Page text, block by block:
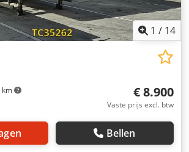
1 / 14
km € 8.900
Vaste prijs excl. btw
Bellen